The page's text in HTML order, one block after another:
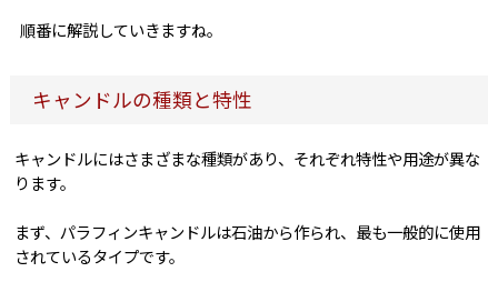
順番に解説していきますね。
キャンドルの種類と特性
キャンドルにはさまざまな種類があり、それぞれ特性や用途が異な
ります。
まず、パラフィンキャンドルは石油から作られ、最も一般的に使用
されているタイプです。